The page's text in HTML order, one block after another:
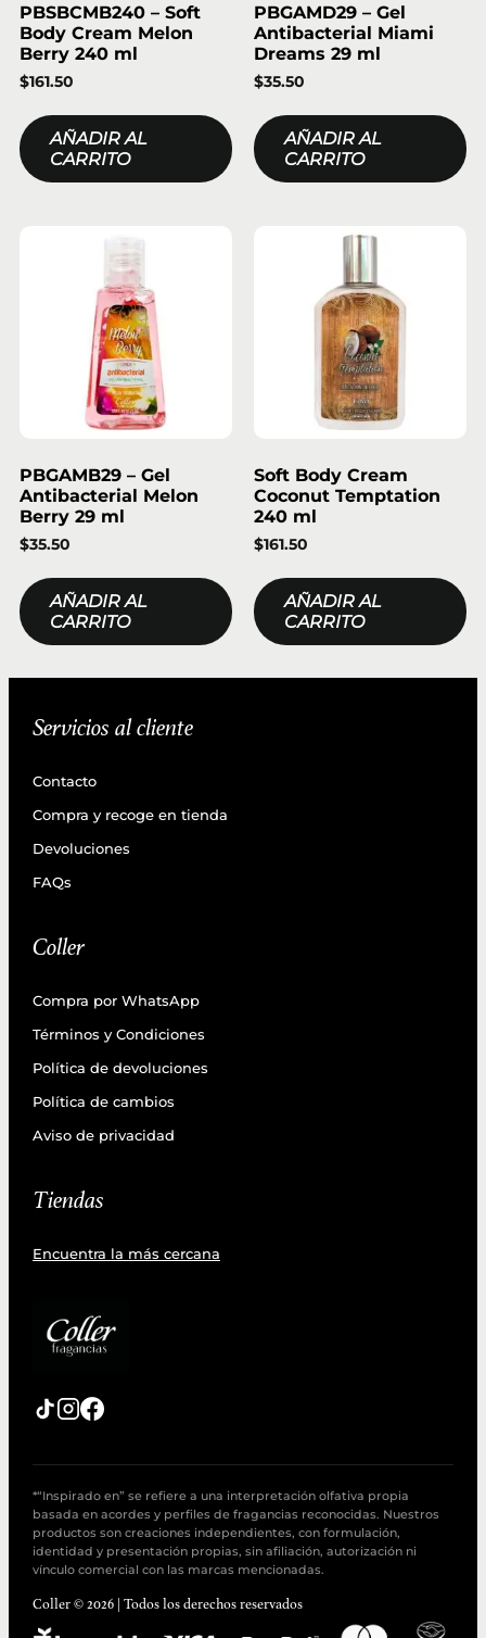
PBSBCMB240 – Soft
Body Cream Melon
Berry 240 ml
$161.50
AÑADIR AL
CARRITO
PBGAMD29 – Gel
Antibacterial Miami
Dreams 29 ml
$35.50
AÑADIR AL
CARRITO
PBGAMB29 – Gel
Antibacterial Melon
Berry 29 ml
$35.50
AÑADIR AL
CARRITO
Soft Body Cream
Coconut Temptation
240 ml
$161.50
AÑADIR AL
CARRITO
Servicios al cliente
Contacto
Compra y recoge en tienda
Devoluciones
FAQs
Coller
Compra por WhatsApp
Términos y Condiciones
Política de devoluciones
Política de cambios
Aviso de privacidad
Tiendas
Encuentra la más cercana
*“Inspirado en” se refiere a una interpretación olfativa propia
basada en acordes y perfiles de fragancias reconocidas. Nuestros
productos son creaciones independientes, con formulación,
identidad y presentación propias, sin afiliación, autorización ni
vínculo comercial con las marcas mencionadas.
Coller © 2026 | Todos los derechos reservados